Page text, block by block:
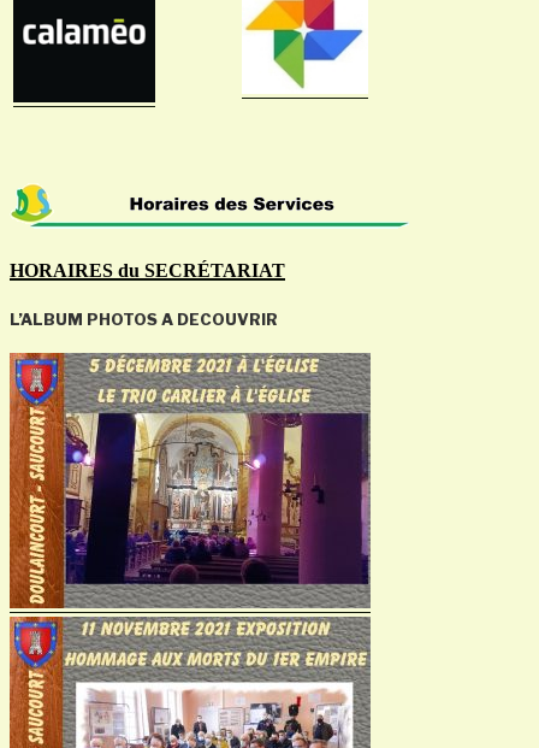
HORAIRES du SECRÉTARIAT
L’ALBUM PHOTOS A DECOUVRIR